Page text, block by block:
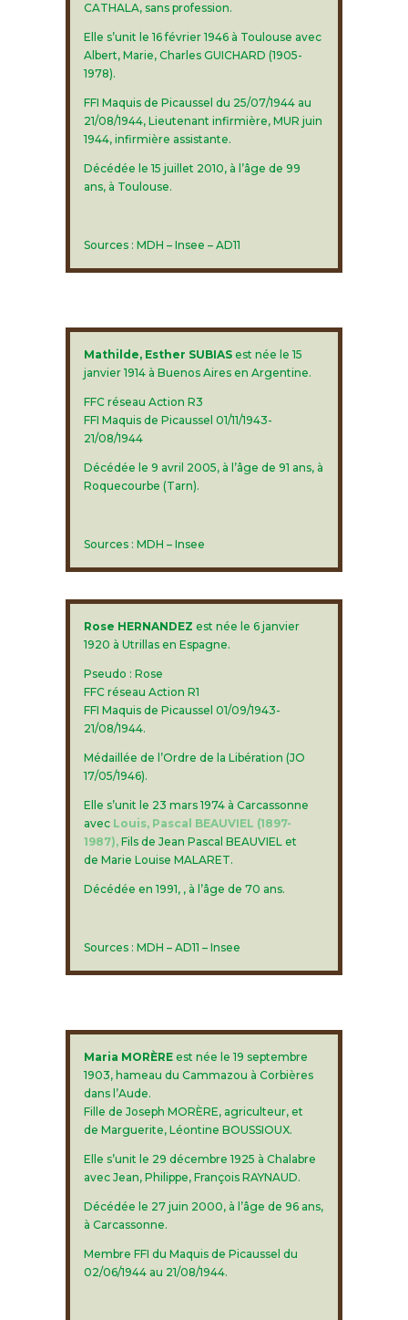
CATHALA, sans profession.
Elle s’unit le 16 février 1946 à Toulouse avec
Albert, Marie, Charles GUICHARD (1905-
1978).
FFI Maquis de Picaussel du 25/07/1944 au
21/08/1944, Lieutenant infirmière, MUR juin
1944, infirmière assistante.
Décédée le 15 juillet 2010, à l’âge de 99
ans, à Toulouse.
Sources : MDH – Insee – AD11
Mathilde, Esther SUBIASest née le 15
janvier 1914 à Buenos Aires en Argentine.
FFC réseau Action R3
FFI Maquis de Picaussel 01/11/1943-
21/08/1944
Décédée le 9 avril 2005, à l’âge de 91 ans, à
Roquecourbe (Tarn).
Sources : MDH – Insee
Rose HERNANDEZ est née le 6 janvier
1920 à Utrillas en Espagne.
Pseudo : Rose
FFC réseau Action R1
FFI Maquis de Picaussel 01/09/1943-
21/08/1944.
Médaillée de l’Ordre de la Libération (JO
17/05/1946).
Elle s’unit le 23 mars 1974 à Carcassonne
avec Louis, Pascal BEAUVIEL (1897-
1987),Fils de Jean Pascal BEAUVIEL et
de Marie Louise MALARET.
Décédée en 1991, , à l’âge de 70 ans.
Sources : MDH – AD11 – Insee
Maria MORÈREest née le 19 septembre
1903, hameau du Cammazou à Corbières
dans l’Aude.
Fille de Joseph MORÈRE, agriculteur, et
de Marguerite, Léontine BOUSSIOUX.
Elle s’unit le 29 décembre 1925 à Chalabre
avec Jean, Philippe, François RAYNAUD.
Décédée le 27 juin 2000, à l’âge de 96 ans,
à Carcassonne.
Membre FFI du Maquis de Picaussel du
02/06/1944 au 21/08/1944.